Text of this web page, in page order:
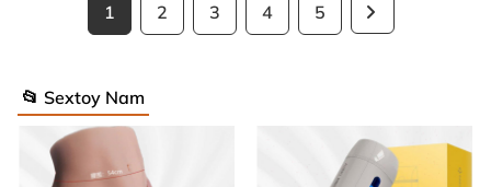
1 2 3 4 5
📂 Sextoy Nam